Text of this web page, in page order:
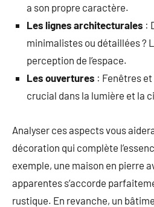
a son propre caractère.
Les lignes architecturales :
minimalistes ou détaillées ?
perception de l’espace.
Les ouvertures : Fenêtres
crucial dans la lumière et la
Analyser ces aspects vous
décoration qui complète
exemple, une maison en pierre
apparentes s’accorde
rustique. En revanche, un